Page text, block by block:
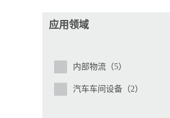
应用领域
内部物流（5）
汽车车间设备（2）